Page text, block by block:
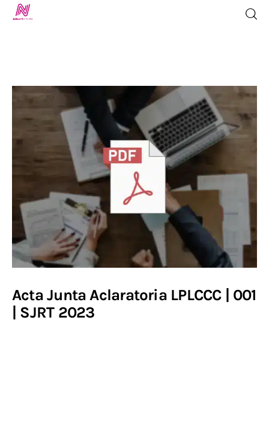
Inicio
TV en Vivo
Jalisco Noticias
Programación
Jalisco TV
Jalisco RADIO / En Vivo
Nosotros
Contacto
Acta Junta Aclaratoria LPLCCC | 001
| SJRT 2023